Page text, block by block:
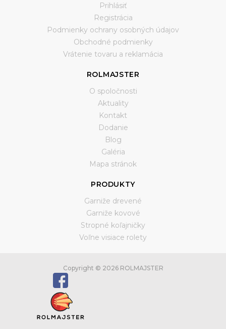
Prihlásiť
Registrácia
Podmienky ochrany osobných údajov
Obchodné podmienky
Vrátenie tovaru a reklamácia
ROLMAJSTER
O spoločnosti
Aktuality
Kontakt
Dodanie
Blog
Galéria
Mapa stránok
PRODUKTY
Garniže drevené
Garniže kovové
Stropné koľajničky
Voľne visiace rolety
Copyright © 2026 ROLMAJSTER